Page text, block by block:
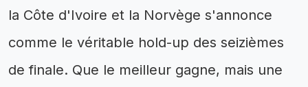
la Côte d'Ivoire et la Norvège s'annonce
comme le véritable hold-up des seizièmes
de finale. Que le meilleur gagne, mais une